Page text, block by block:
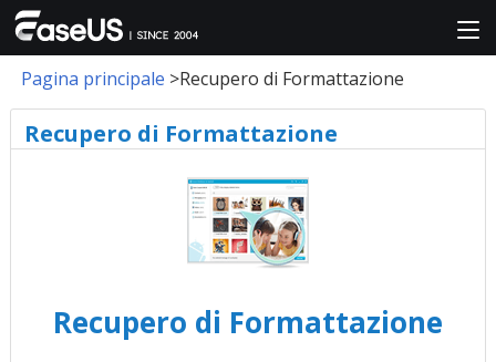
Pagina principale >Recupero di Formattazione
Recupero di Formattazione
Recupero di Formattazione